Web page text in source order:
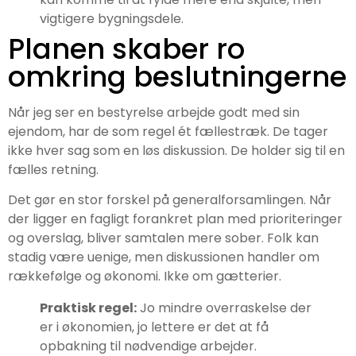
vigtigere bygningsdele.
Planen skaber ro
omkring beslutningerne
Når jeg ser en bestyrelse arbejde godt med sin
ejendom, har de som regel ét fællestræk. De tager
ikke hver sag som en løs diskussion. De holder sig til en
fælles retning.
Det gør en stor forskel på generalforsamlingen. Når
der ligger en fagligt forankret plan med prioriteringer
og overslag, bliver samtalen mere sober. Folk kan
stadig være uenige, men diskussionen handler om
rækkefølge og økonomi. Ikke om gætterier.
Praktisk regel:Jo mindre overraskelse der
er i økonomien, jo lettere er det at få
opbakning til nødvendige arbejder.